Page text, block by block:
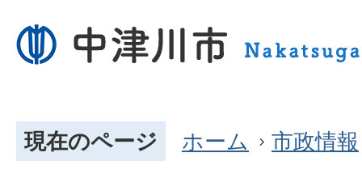
現在のページ ホーム 市政情報